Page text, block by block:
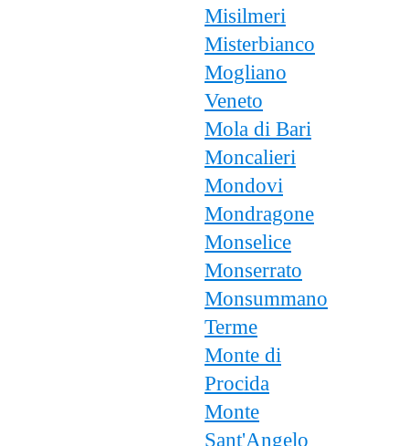
Misilmeri
Misterbianco
Mogliano
Veneto
Mola di Bari
Moncalieri
Mondovi
Mondragone
Monselice
Monserrato
Monsummano
Terme
Monte di
Procida
Monte
Sant'Angelo